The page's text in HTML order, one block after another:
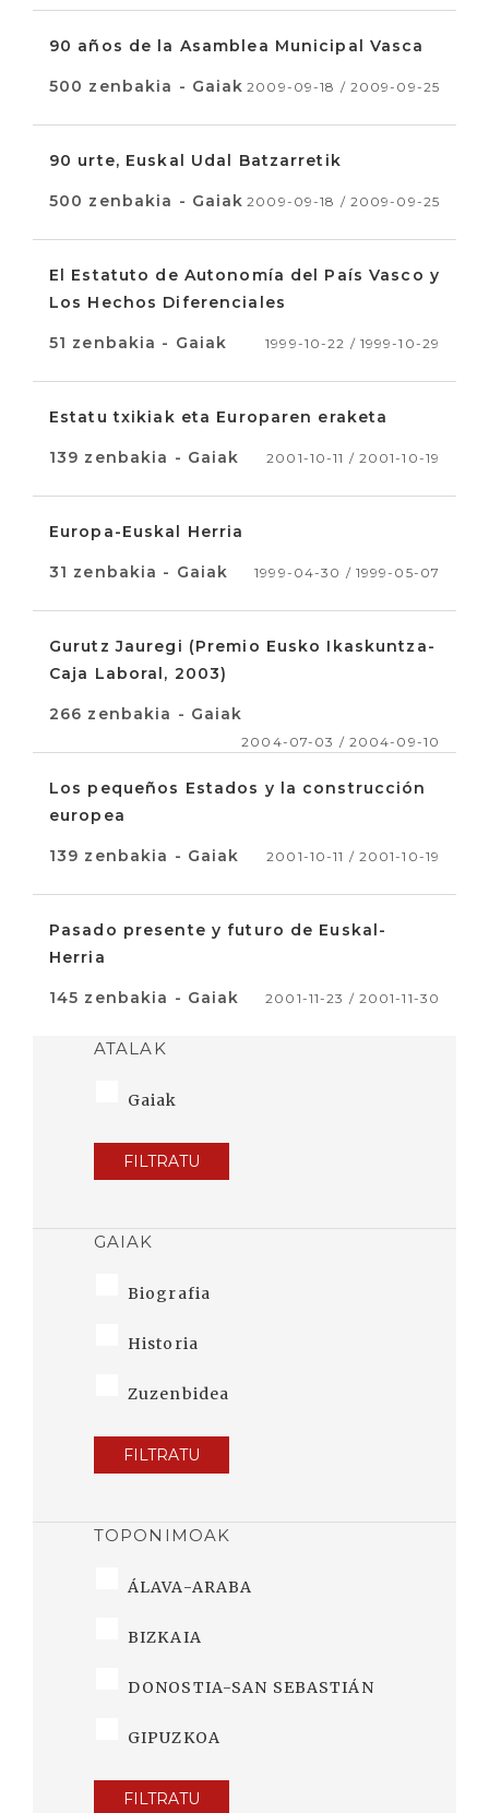
90 años de la Asamblea Municipal Vasca
500 zenbakia - Gaiak 2009-09-18 / 2009-09-25
90 urte, Euskal Udal Batzarretik
500 zenbakia - Gaiak 2009-09-18 / 2009-09-25
El Estatuto de Autonomía del País Vasco y
Los Hechos Diferenciales
51 zenbakia - Gaiak 1999-10-22 / 1999-10-29
Estatu txikiak eta Europaren eraketa
139 zenbakia - Gaiak 2001-10-11 / 2001-10-19
Europa-Euskal Herria
31 zenbakia - Gaiak 1999-04-30 / 1999-05-07
Gurutz Jauregi (Premio Eusko Ikaskuntza-
Caja Laboral, 2003)
266 zenbakia - Gaiak
2004-07-03 / 2004-09-10
Los pequeños Estados y la construcción
europea
139 zenbakia - Gaiak 2001-10-11 / 2001-10-19
Pasado presente y futuro de Euskal-
Herria
145 zenbakia - Gaiak 2001-11-23 / 2001-11-30
ATALAK
Gaiak
FILTRATU
GAIAK
Biografia
Historia
Zuzenbidea
FILTRATU
TOPONIMOAK
ÁLAVA-ARABA
BIZKAIA
DONOSTIA-SAN SEBASTIÁN
GIPUZKOA
FILTRATU